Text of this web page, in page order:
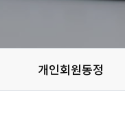
개인회원동정